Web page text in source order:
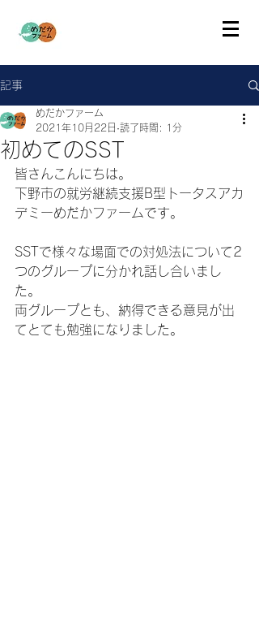
記事
初めてのSST
めだかファーム
2021年10月22日 読了時間: 1分
皆さんこんにちは。
下野市の就労継続支援B型トータスアカ
デミーめだかファームです。
SSTで様々な場面での対処法について2
つのグループに分かれ話し合いまし
た。
両グループとも、納得できる意見が出
てとても勉強になりました。